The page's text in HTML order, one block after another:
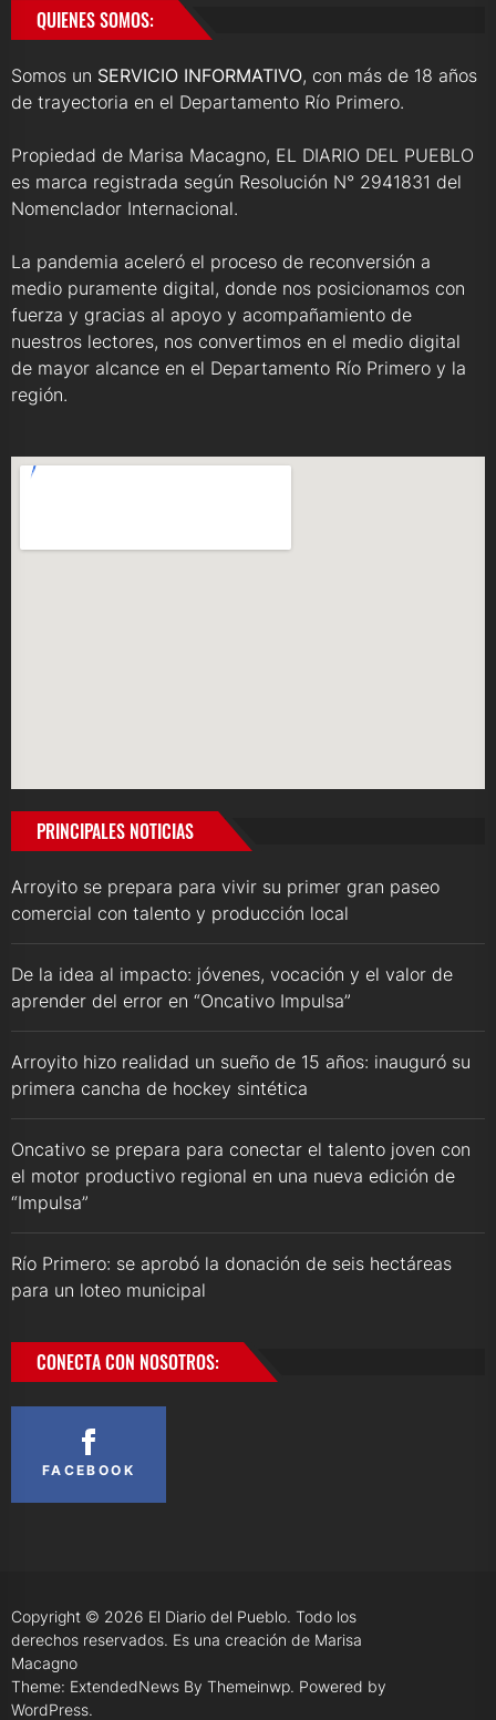
QUIENES SOMOS:
Somos un SERVICIO INFORMATIVO, con más de 18 años
de trayectoria en el Departamento Río Primero.
Propiedad de Marisa Macagno, EL DIARIO DEL PUEBLO
es marca registrada según Resolución N° 2941831 del
Nomenclador Internacional.
La pandemia aceleró el proceso de reconversión a
medio puramente digital, donde nos posicionamos con
fuerza y gracias al apoyo y acompañamiento de
nuestros lectores, nos convertimos en el medio digital
de mayor alcance en el Departamento Río Primero y la
región.
PRINCIPALES NOTICIAS
Arroyito se prepara para vivir su primer gran paseo
comercial con talento y producción local
De la idea al impacto: jóvenes, vocación y el valor de
aprender del error en “Oncativo Impulsa”
Arroyito hizo realidad un sueño de 15 años: inauguró su
primera cancha de hockey sintética
Oncativo se prepara para conectar el talento joven con
el motor productivo regional en una nueva edición de
“Impulsa”
Río Primero: se aprobó la donación de seis hectáreas
para un loteo municipal
CONECTA CON NOSOTROS:
FACEBOOK
Copyright © 2026 El Diario del Pueblo. Todo los
derechos reservados. Es una creación de Marisa
Macagno
Theme: ExtendedNews By Themeinwp. Powered by
WordPress.